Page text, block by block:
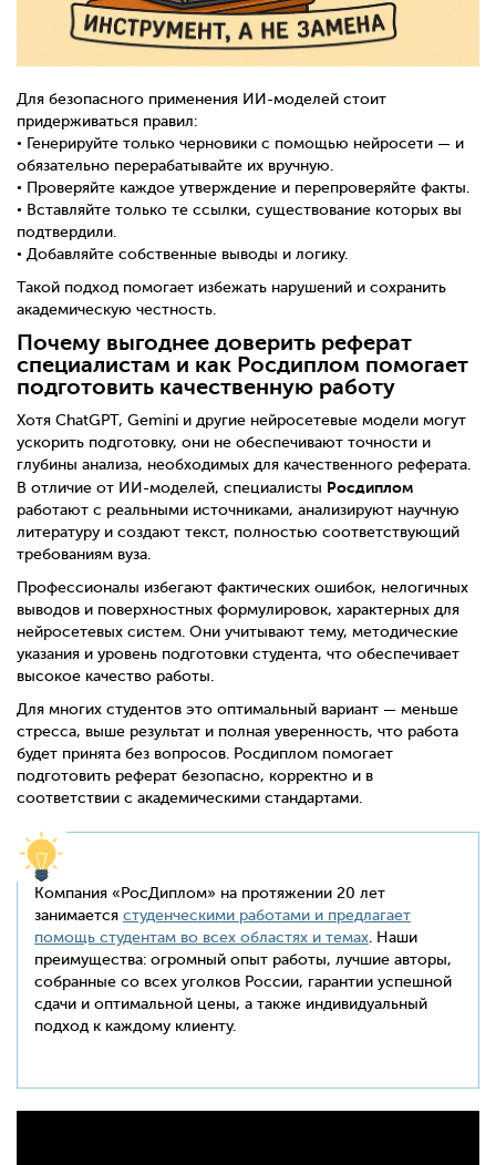
Для безопасного применения ИИ-моделей стоит
придерживаться правил:
• Генерируйте только черновики с помощью нейросети — и
обязательно перерабатывайте их вручную.
• Проверяйте каждое утверждение и перепроверяйте факты.
• Вставляйте только те ссылки, существование которых вы
подтвердили.
• Добавляйте собственные выводы и логику.
Такой подход помогает избежать нарушений и сохранить
академическую честность.
Почему выгоднее доверить реферат
специалистам и как Росдиплом помогает
подготовить качественную работу
Хотя ChatGPT, Gemini и другие нейросетевые модели могут
ускорить подготовку, они не обеспечивают точности и
глубины анализа, необходимых для качественного реферата.
В отличие от ИИ-моделей, специалисты Росдиплом
работают с реальными источниками, анализируют научную
литературу и создают текст, полностью соответствующий
требованиям вуза.
Профессионалы избегают фактических ошибок, нелогичных
выводов и поверхностных формулировок, характерных для
нейросетевых систем. Они учитывают тему, методические
указания и уровень подготовки студента, что обеспечивает
высокое качество работы.
Для многих студентов это оптимальный вариант — меньше
стресса, выше результат и полная уверенность, что работа
будет принята без вопросов. Росдиплом помогает
подготовить реферат безопасно, корректно и в
соответствии с академическими стандартами.
Компания «РосДиплом» на протяжении 20 лет
занимается студенческими работами и предлагает
помощь студентам во всех областях и темах. Наши
преимущества: огромный опыт работы, лучшие авторы,
собранные со всех уголков России, гарантии успешной
сдачи и оптимальной цены, а также индивидуальный
подход к каждому клиенту.